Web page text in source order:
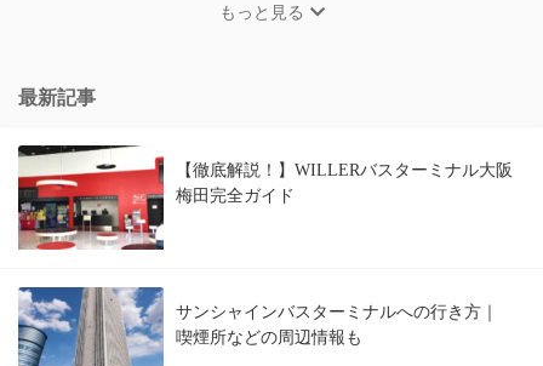
もっと見る
最新記事
【徹底解説！】WILLERバスターミナル大阪
梅田完全ガイド
サンシャインバスターミナルへの行き方｜
喫煙所などの周辺情報も